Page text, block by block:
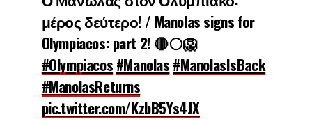
μέρος δεύτερο! / Manolas signs for
Olympiacos: part 2! 🔴⚪️🦁
#Olympiacos#Manolas#ManolasIsBack
#ManolasReturns
pic.twitter.com/KzbB5Ys4JX